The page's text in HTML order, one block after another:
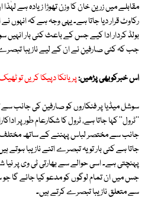
مقابلے میں زرین خان کا وزن تھوڑا زیادہ ہے
رکاوٹ قرار دیا جاتا ہے۔ یہی وجہ ہے کہ انہوں
بولڈ کردار ادا کیے جس کے باعث کئی بار انہیں
جب کہ کئی صارفین نے ان کے لیے نازیبا
اس خبرکوبھی پڑھیں:پریانکا دپیکا کریں تو
سوشل میڈیا پر فنکاروں کو صارفین کی جانب سے
''ٹرول'' کہا جاتا ہے، ٹرول کا شکارعام طور پر
جانب سے مختصر لباس پہننے کے ساتھ مختلف
جاتا ہے کئی بار تو یہ تبصرے اتنے نازیبا ہوتے
پہنچتی ہے۔ اسی حوالے سے بھارتی ٹی وی پر نیا
جس میں ان تمام لوگوں کو مدعو کیا جائے گا
سے متعلق نازیبا تبصرے کرتے ہیں۔